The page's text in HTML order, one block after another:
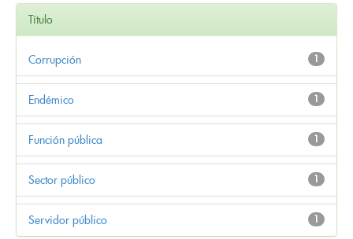
Título
1
Corrupción
1
Endémico
1
Función pública
1
Sector público
1
Servidor público